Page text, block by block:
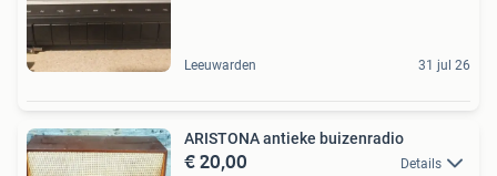
Leeuwarden 31 jul 26
ARISTONA antieke buizenradio
€ 20,00 Details